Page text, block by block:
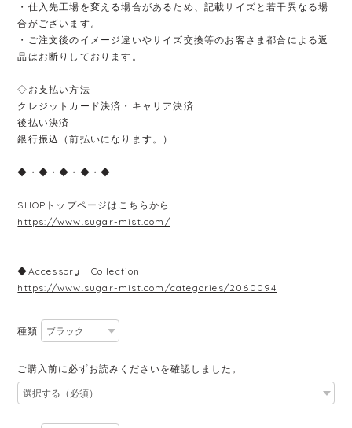
・仕入先工場を変える場合があるため、記載サイズと若干異なる場
合がございます。
・ご注文後のイメージ違いやサイズ交換等のお客さま都合による返
品はお断りしております。
◇お支払い方法
クレジットカード決済・キャリア決済
後払い決済
銀行振込（前払いになります。）
◆・◆・◆・◆・◆
SHOPトップページはこちらから
https://www.sugar-mist.com/
◆Accessory Collection
https://www.sugar-mist.com/categories/2060094
種類
ご購入前に必ずお読みくださいを確認しました。